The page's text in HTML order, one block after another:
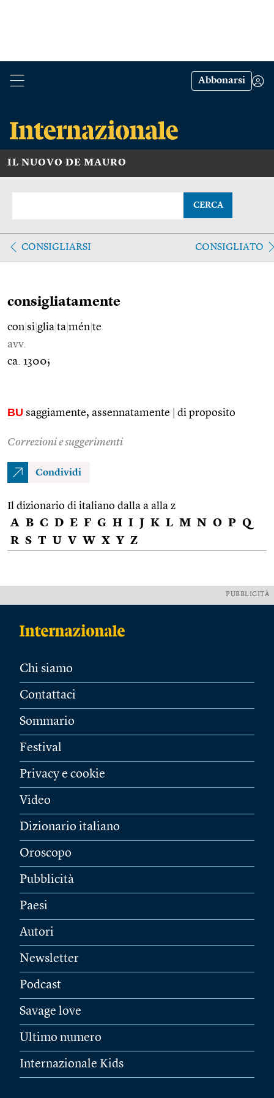
Abbonarsi
IL NUOVO DE MAURO
CERCA
CONSIGLIARSI CONSIGLIATO
consigliatamente
con si glia ta mén te
avv.
ca. 1300;
BU saggiamente, assennatamente di proposito
Correzioni e suggerimenti
Condividi
Il dizionario di italiano dalla a alla z
A B C D E F G H I J K L M N O P Q
R S T U V W X Y Z
PUBBLICITÀ
Chi siamo
Contattaci
Sommario
Festival
Privacy e cookie
Video
Dizionario italiano
Oroscopo
Pubblicità
Paesi
Autori
Newsletter
Podcast
Savage love
Ultimo numero
Internazionale Kids